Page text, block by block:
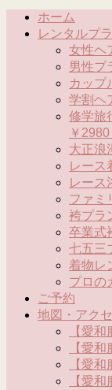
ホーム
レンタルプ
女性ヘ
男性プ
カップ
学割ヘ
修学旅
￥
大正浪
レース
レース
ファミ
袴プラ
卒業式
七五三
着物レ
プロの
ご予約
地図・アク
【愛
【愛
【愛
【愛